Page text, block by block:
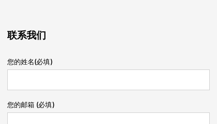
联系我们
您的姓名(必填)
您的邮箱 (必填)